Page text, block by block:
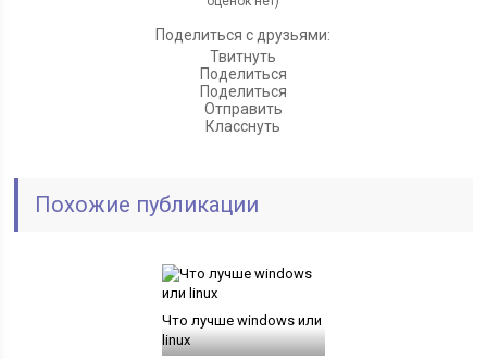
Поделиться с друзьями:
Твитнуть
Поделиться
Поделиться
Отправить
Класснуть
Похожие публикации
Что лучше windows или
linux